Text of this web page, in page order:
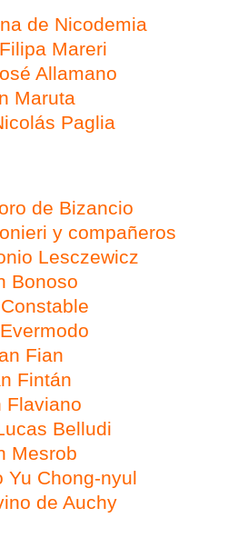
de Nicodemia
Mareri
Allamano
Maruta
Paglia
de Bizancio
y compañeros
Lesczewicz
Bonoso
Fian
Fintán
Flaviano
Belludi
Mesrob
Yu Chong-nyul
de Auchy